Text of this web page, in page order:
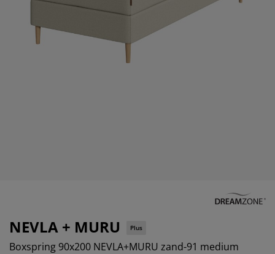
en accessoires
NEVLA + MURU Plus
Boxspring 90x200 NEVLA+MURU zand-91 medium